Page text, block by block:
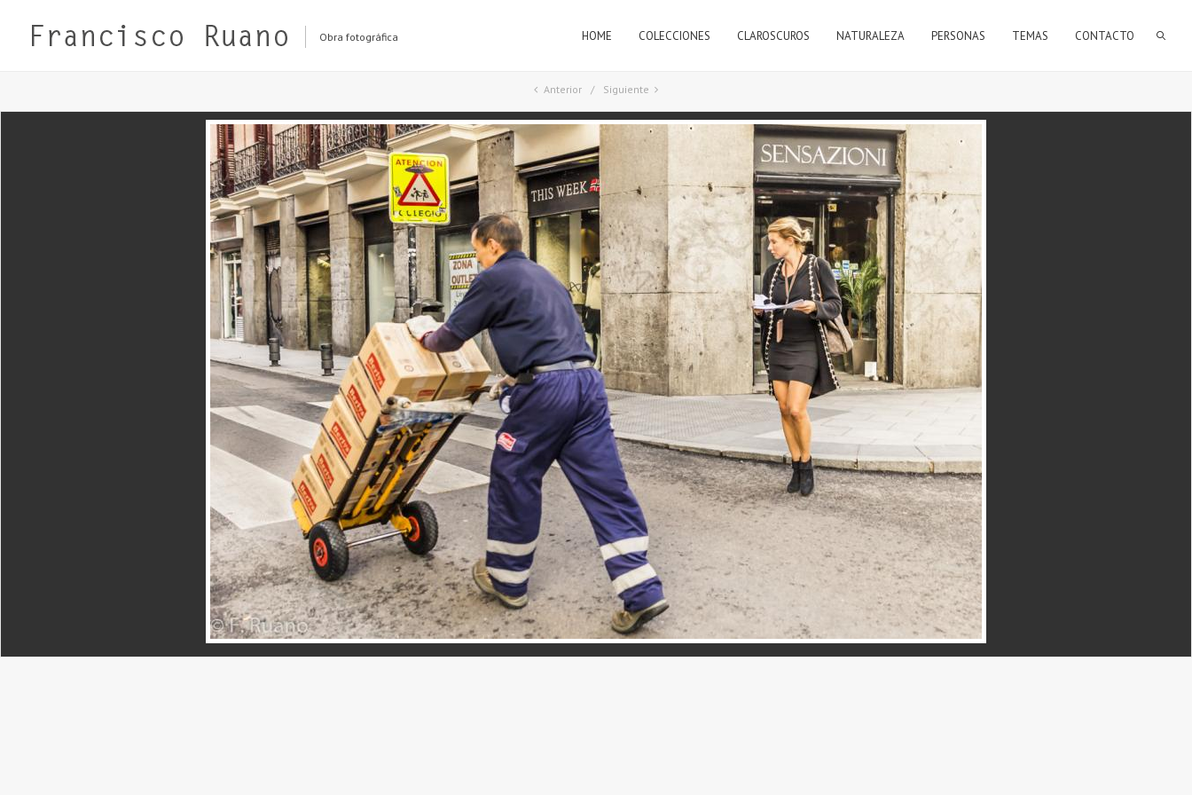
Obra fotográfica HOME COLECCIONES CLAROSCUROS NATURALEZA PERSONAS TEMAS CONTACTO
FORMULARIO DE BÚSQUEDA
Anterior Siguiente